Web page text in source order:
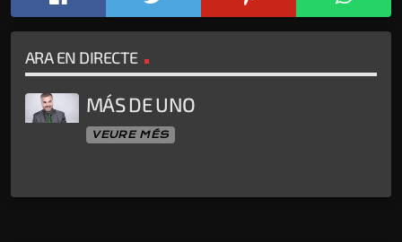
ARA EN DIRECTE
MÁS DE UNO
VEURE MÉS